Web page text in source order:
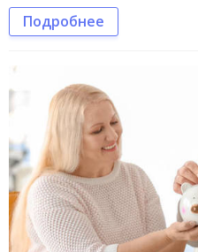
Подробнее